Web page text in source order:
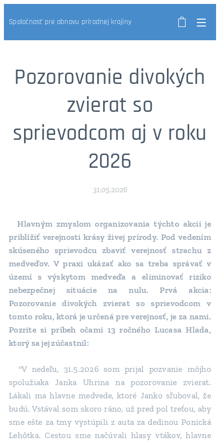
Spoločnosť pre obnovu prírodnej krajiny
Pozorovanie divokých
zvierat so
sprievodcom aj v roku
2026
31.05.2026
Hlavným zmyslom organizovania týchto akcii je
priblížiť verejnosti krásy živej prírody. Pod vedením
skúseného sprievodcu zbaviť verejnosť strachu z
medveďov. V praxi ukázať ako sa treba správať v
území s výskytom medveďa a eliminovať riziko
nebezpečnej situácie na nulu. Prvá akcia:
Pozorovanie divokých zvierat so sprievodcom v
tomto roku, ktorá je určená pre verejnosť, je za nami.
Pozrite si príbeh očami 13 ročného Lucasa Hlada,
ktorý sa jej zúčastnil:
"V nedeľu, 31.5.2026 som prijal pozvanie môjho
spolužiaka Janka Uhrina na pozorovanie zvierat.
Lákali ma hlavne medvede, ktoré Janko sľuboval, že
budú. Vstával som skoro ráno, už pred pol treťou, aby
sme ešte za tmy vystúpili z auta za dedinou Ponická
Lehôtka. Cestou sme načúvali hlasy vtákov, hlavne